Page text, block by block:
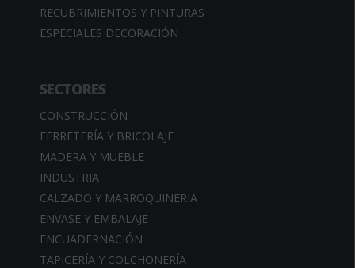
RECUBRIMIENTOS Y PINTURAS
ESPECIALES DECORACIÓN
SECTORES
CONSTRUCCIÓN
FERRETERÍA Y BRICOLAJE
MADERA Y MUEBLE
INDUSTRIA
CALZADO Y MARROQUINERIA
ENVASE Y EMBALAJE
ENCUADERNACIÓN
TAPICERÍA Y COLCHONERÍA